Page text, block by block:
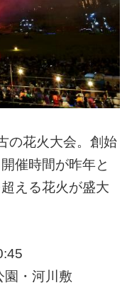
の花火大会。創始
催時間が昨年と
える花火が盛大
園・河川敷